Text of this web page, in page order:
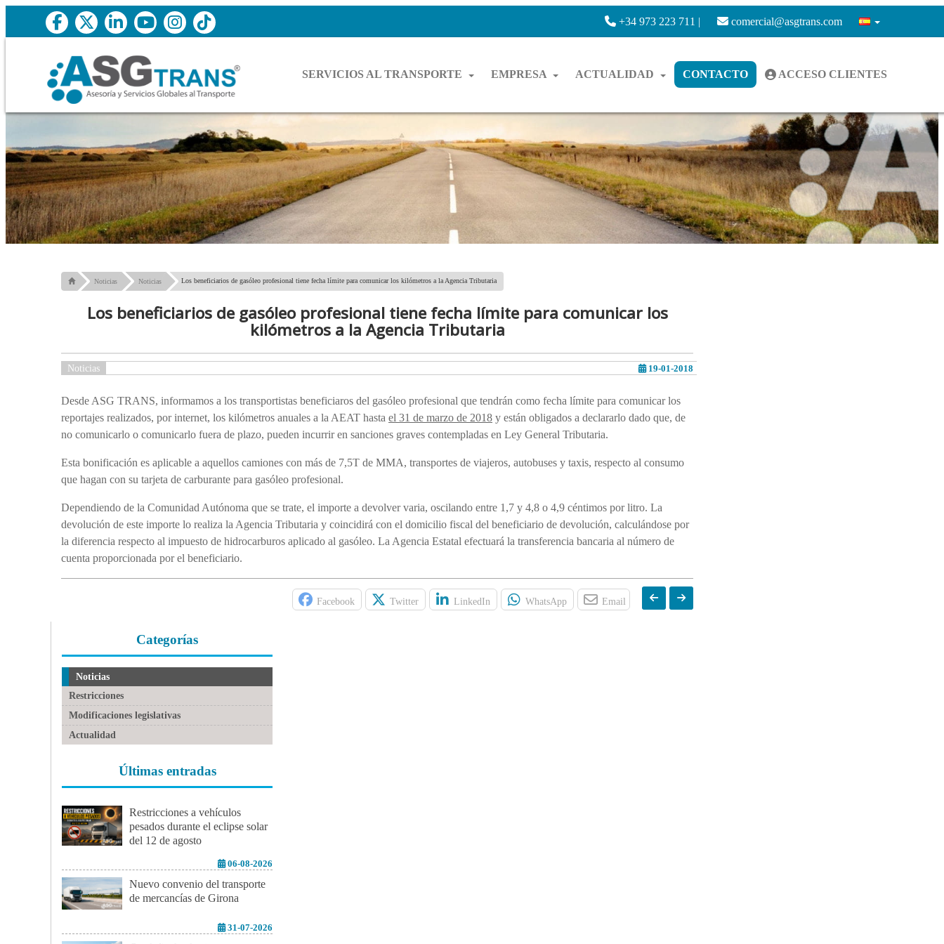
+34 973 223 711 | comercial@asgtrans.com
SERVICIOS AL TRANSPORTE EMPRESA ACTUALIDAD CONTACTO ACCESO CLIENTES
Noticias Noticias Los beneficiarios de gasóleo profesional tiene fecha límite para comunicar los kilómetros a la Agencia Tributaria
Los beneficiarios de gasóleo profesional tiene fecha límite para comunicar los
kilómetros a la Agencia Tributaria
Noticias 19-01-2018
Desde ASG TRANS, informamos a los transportistas beneficiaros del gasóleo profesional que tendrán como fecha límite para comunicar los
reportajes realizados, por internet, los kilómetros anuales a la AEAT hasta el 31 de marzo de 2018 y están obligados a declararlo dado que, de
no comunicarlo o comunicarlo fuera de plazo, pueden incurrir en sanciones graves contempladas en Ley General Tributaria.
Esta bonificación es aplicable a aquellos camiones con más de 7,5T de MMA, transportes de viajeros, autobuses y taxis, respecto al consumo
que hagan con su tarjeta de carburante para gasóleo profesional.
Dependiendo de la Comunidad Autónoma que se trate, el importe a devolver varia, oscilando entre 1,7 y 4,8 o 4,9 céntimos por litro. La
devolución de este importe lo realiza la Agencia Tributaria y coincidirá con el domicilio fiscal del beneficiario de devolución, calculándose por
la diferencia respecto al impuesto de hidrocarburos aplicado al gasóleo. La Agencia Estatal efectuará la transferencia bancaria al número de
cuenta proporcionada por el beneficiario.
Facebook Twitter LinkedIn WhatsApp Email
Categorías
Noticias
Restricciones
Modificaciones legislativas
Actualidad
Últimas entradas
Restricciones a vehículos
pesados durante el eclipse solar
del 12 de agosto
06-08-2026
Nuevo convenio del transporte
de mercancías de Girona
31-07-2026